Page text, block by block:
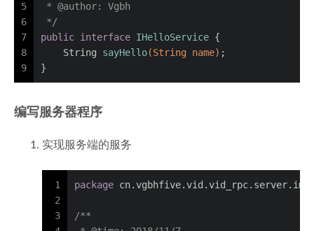
5
6
7
8
9
* @author: Vgbh
*/
public interface IHelloService {
    String
sayHello(String name) ;
}
编写服务器程序
实现服务端的服务
1
2
3
package
/**